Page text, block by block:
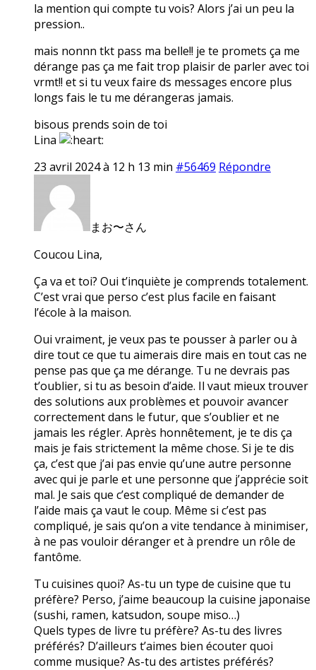
la mention qui compte tu vois? Alors j’ai un peu la
pression..
mais nonnn tkt pass ma belle!! je te promets ça me
dérange pas ça me fait trop plaisir de parler avec toi
vrmt!! et si tu veux faire ds messages encore plus
longs fais le tu me dérangeras jamais.
bisous prends soin de toi
Lina
23 avril 2024 à 12 h 13 min #56469 Répondre
まお〜さん
Coucou Lina,
Ça va et toi? Oui t’inquiète je comprends totalement.
C’est vrai que perso c’est plus facile en faisant
l’école à la maison.
Oui vraiment, je veux pas te pousser à parler ou à
dire tout ce que tu aimerais dire mais en tout cas ne
pense pas que ça me dérange. Tu ne devrais pas
t’oublier, si tu as besoin d’aide. Il vaut mieux trouver
des solutions aux problèmes et pouvoir avancer
correctement dans le futur, que s’oublier et ne
jamais les régler. Après honnêtement, je te dis ça
mais je fais strictement la même chose. Si je te dis
ça, c’est que j’ai pas envie qu’une autre personne
avec qui je parle et une personne que j’apprécie soit
mal. Je sais que c’est compliqué de demander de
l’aide mais ça vaut le coup. Même si c’est pas
compliqué, je sais qu’on a vite tendance à minimiser,
à ne pas vouloir déranger et à prendre un rôle de
fantôme.
Tu cuisines quoi? As-tu un type de cuisine que tu
préfère? Perso, j’aime beaucoup la cuisine japonaise
(sushi, ramen, katsudon, soupe miso…)
Quels types de livre tu préfère? As-tu des livres
préférés? D’ailleurs t’aimes bien écouter quoi
comme musique? As-tu des artistes préférés?